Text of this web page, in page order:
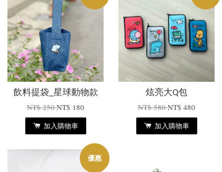
飲料提袋_星球動物款
NT$ 250NT$ 180
加入購物車
炫亮大Q包
NT$ 580NT$ 480
加入購物車
優惠